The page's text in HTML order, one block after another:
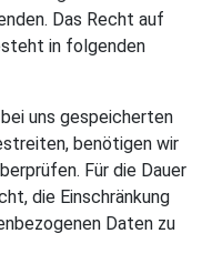
Das Recht auf
in folgenden
uns gespeicherten
benötigen wir
Für die Dauer
die Einschränkung
Daten zu